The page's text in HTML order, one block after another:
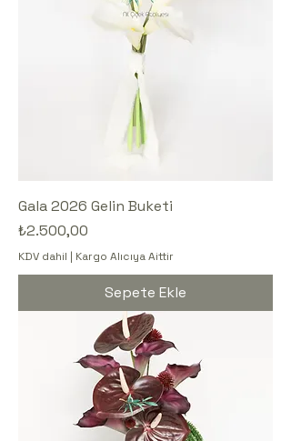
Gala 2026 Gelin Buketi
Fiyat
₺2.500,00
KDV dahil | Kargo Alıcıya Aittir
Sepete Ekle